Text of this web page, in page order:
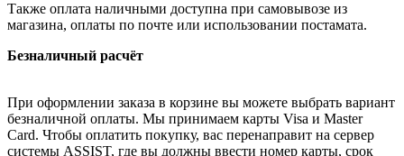
Также оплата наличными доступна при самовывозе из
магазина, оплаты по почте или использовании постамата.
Безналичный расчёт
При оформлении заказа в корзине вы можете выбрать вариант
безналичной оплаты. Мы принимаем карты Visa и Master
Card. Чтобы оплатить покупку, вас перенаправит на сервер
системы ASSIST, где вы должны ввести номер карты, срок